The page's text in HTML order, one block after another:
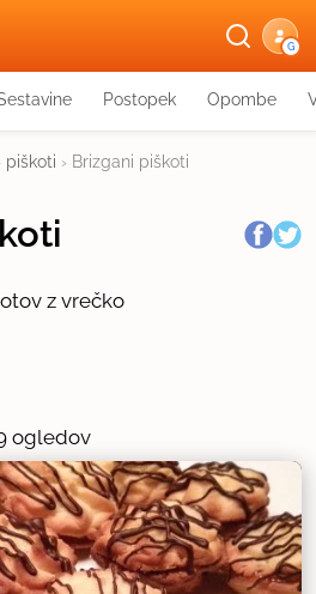
G
Postopek Opombe
piškoti › Brizgani piškoti
z vrečko
ogledov